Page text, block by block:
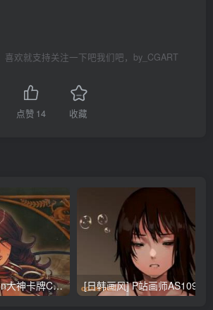
喜欢就支持关注一下吧我们吧，by_CGART
点赞 14 收藏
[日韩画风] 织田non大神卡牌CG插画设计画集256P 161M_CG原画资源